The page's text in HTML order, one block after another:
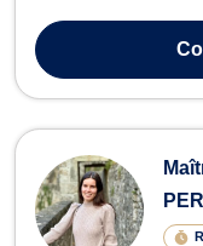
un Master en droit en
universitaire en dro...